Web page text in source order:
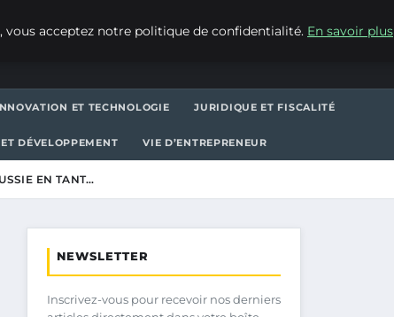
ET TECHNOLOGIE JURIDIQUE ET FISCALITÉ
DÉVELOPPEMENT VIE D’ENTREPRENEUR
EN TANT…
NEWSLETTER
Inscrivez-vous pour recevoir nos derniers
acceptez notre politique de confidentialité. En savoir plus